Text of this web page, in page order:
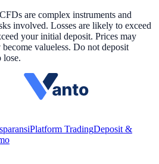
are complex instruments and
involved. Losses are likely to exceed
your initial deposit. Prices may
valueless. Do not deposit
lose.
Platform TradingDeposit &